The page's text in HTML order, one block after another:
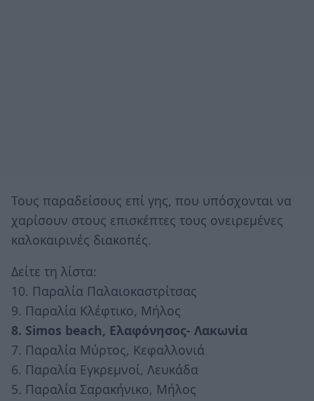
Τους παραδείσους επί γης, που υπόσχονται να
χαρίσουν στους επισκέπτες τους ονειρεμένες
καλοκαιρινές διακοπές.
Δείτε τη λίστα:
10. Παραλία Παλαιοκαστρίτσας
9. Παραλία Κλέφτικο, Μήλος
8. Simos beach, Ελαφόνησος- Λακωνία
7. Παραλία Μύρτος, Κεφαλλονιά
6. Παραλία Εγκρεμνοί, Λευκάδα
5. Παραλία Σαρακήνικο, Μήλος